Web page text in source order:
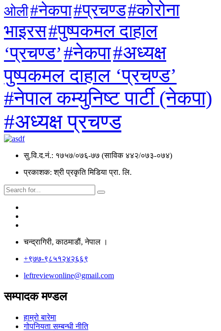
ओली#नेकपा#प्रचण्ड#कोरोना
भाइरस#पुष्पकमल दाहाल
‘प्रचण्ड’#नेकपा#अध्यक्ष
पुष्पकमल दाहाल ‘प्रचण्ड’
#नेपाल कम्युनिष्ट पार्टी (नेकपा)
#अध्यक्ष प्रचण्ड
सु.वि.द.नं.: १७५७/०७६-७७ (साविक ४४२/०७३-०७४)
प्रकाशक: श्री प्रकृति मिडिया प्रा. लि.
चन्द्रागिरी, काठमाडाैं, नेपाल ।
+९७७-९८५१२४२६६९
leftreviewonline@gmail.com
सम्पादक मण्डल
हाम्रो बारेमा
गोपनियता सम्बन्धी नीति